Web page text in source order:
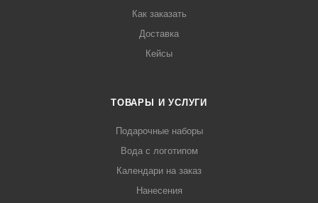
Как заказать
Доставка
Кейсы
ТОВАРЫ И УСЛУГИ
Подарочные наборы
Вода с логотипом
Календари на заказ
Нанесения